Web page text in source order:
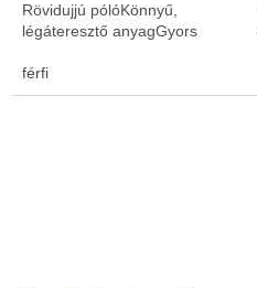
Rövidujjú pólóKönnyű,
légáteresztő anyagGyors
optimalizálva
férfi